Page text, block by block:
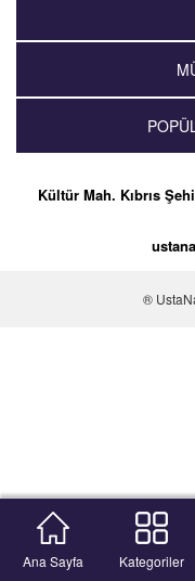
Kültür Mah. Kıbrıs
®
Ana Sayfa Kategoriler